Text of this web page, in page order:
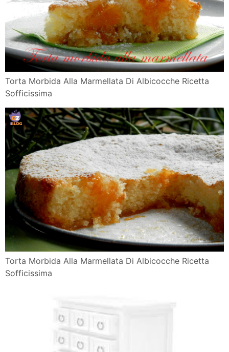
Torta Morbida Alla Marmellata Di Albicocche Ricetta
Sofficissima
Torta Morbida Alla Marmellata Di Albicocche Ricetta
Sofficissima